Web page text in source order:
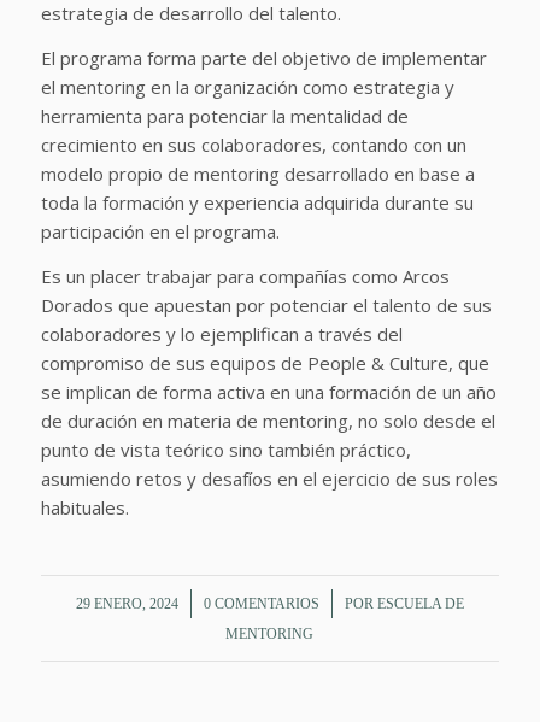
estrategia de desarrollo del talento.
El programa forma parte del objetivo de implementar
el mentoring en la organización como estrategia y
herramienta para potenciar la mentalidad de
crecimiento en sus colaboradores, contando con un
modelo propio de mentoring desarrollado en base a
toda la formación y experiencia adquirida durante su
participación en el programa.
Es un placer trabajar para compañías como Arcos
Dorados que apuestan por potenciar el talento de sus
colaboradores y lo ejemplifican a través del
compromiso de sus equipos de People & Culture, que
se implican de forma activa en una formación de un año
de duración en materia de mentoring, no solo desde el
punto de vista teórico sino también práctico,
asumiendo retos y desafíos en el ejercicio de sus roles
habituales.
29 ENERO, 2024
/ 0 COMENTARIOS
/ POR ESCUELA DE
MENTORING